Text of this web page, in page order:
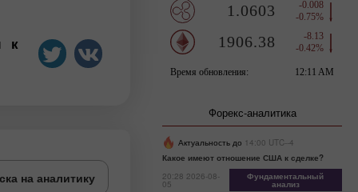
к
на аналитику
Форекс-аналитика
Актуальность до 14:00 UTC--4
Какое имеют отношение США к сделке?
20:28 2026-08-
05
Фундаментальный
анализ